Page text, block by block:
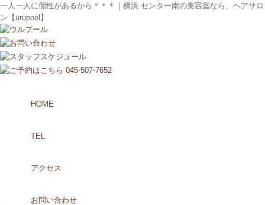
一人一人に個性があるから＊＊＊｜横浜 センター南の美容室なら、ヘアサロ
ン【urupool】
HOME
TEL
アクセス
お問い合わせ